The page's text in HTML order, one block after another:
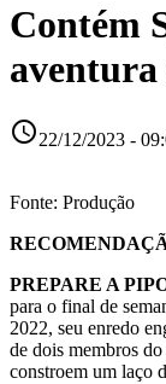
Contém
access_time22/12/2023 -
Fonte: Produção
PREPARE A
para o final de
2022, seu enredo
de dois membros
constroem um laço